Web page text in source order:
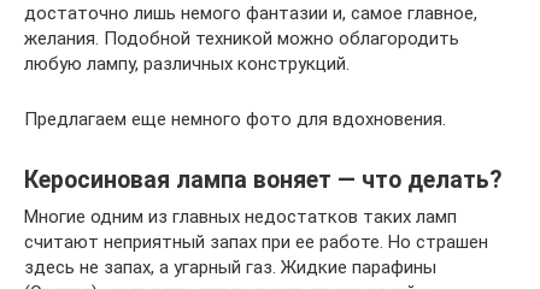
достаточно лишь немого фантазии и, самое главное,
желания. Подобной техникой можно облагородить
любую лампу, различных конструкций.
Предлагаем еще немного фото для вдохновения.
Керосиновая лампа воняет — что делать?
Многие одним из главных недостатков таких ламп
считают неприятный запах при ее работе. Но страшен
здесь не запах, а угарный газ. Жидкие парафины